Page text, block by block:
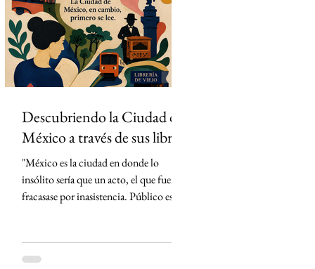
partidos del torneo en México. La
estrategia parecía impecable: convertir
el evento deportivo
Descubriendo la Ciudad de
México a través de sus libros
"México es la ciudad en donde lo
insólito sería que un acto, el que fuera,
fracasase por inasistencia. Público es lo
de México, en cambio, primero se lee."
Creo que conocí la Ciudad de México